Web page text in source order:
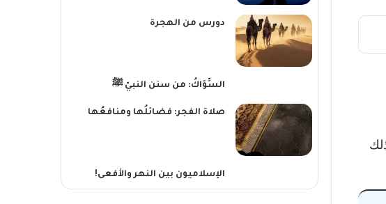
دورس من الهجرة
السِّوَاكُ: من سنن النبيّ ﷺ
صلاة الفجر: فضائلُها ومنافعُها
الإسلاميون بين النهر والأفعى!